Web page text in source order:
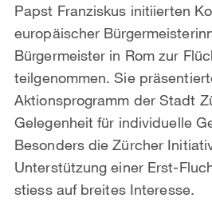
Papst Franziskus initiierten
europäischer
Bürgermeister in Rom zur
teilgenommen. Sie
Aktionsprogramm der Stadt
Gelegenheit für individuelle
Besonders die Zürcher
Unterstützung einer Erst-
stiess auf breites Interesse.